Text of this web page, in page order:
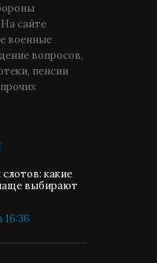
сайте
военные
вопросов,
пенсии
какие
выбирают
16:36